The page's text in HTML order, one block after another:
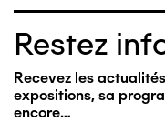
Restez
Recevez les
expositions, sa
encore…